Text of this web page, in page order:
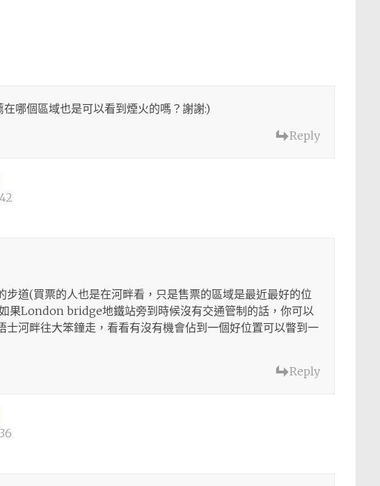
哪個區域也是可以看到煙火的嗎？謝謝:)
Reply
步道(買票的人也是在河畔看，只是售票的區域是最近最好的位
果London bridge地鐵站旁到時候沒有交通管制的話，你可以
士河畔往大笨鐘走，看看有沒有機會佔到一個好位置可以瞥到一
Reply